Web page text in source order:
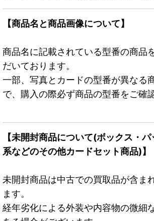
【商品名と商品画像について】
商品名に記載されている型番の商品
だいております。
一部、写真とカードの型番が異なる
で、購入の際必ず商品の型番をご確
【未開封商品について(ボックス・
系などのその他カードセット商品)】
未開封商品は中古での買取品が含ま
ます。
経年劣化による外装や内容物の微細